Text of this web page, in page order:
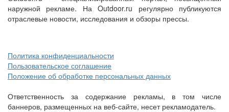
наружной рекламе. На Outdoor.ru регулярно публикуются
отраслевые новости, исследования и обзоры прессы.
Политика конфиденциальности
Пользовательское соглашение
Положение об обработке персональных данных
Ответственность за содержание рекламы, в том числе
баннеров, размещенных на веб-сайте, несет рекламодатель.